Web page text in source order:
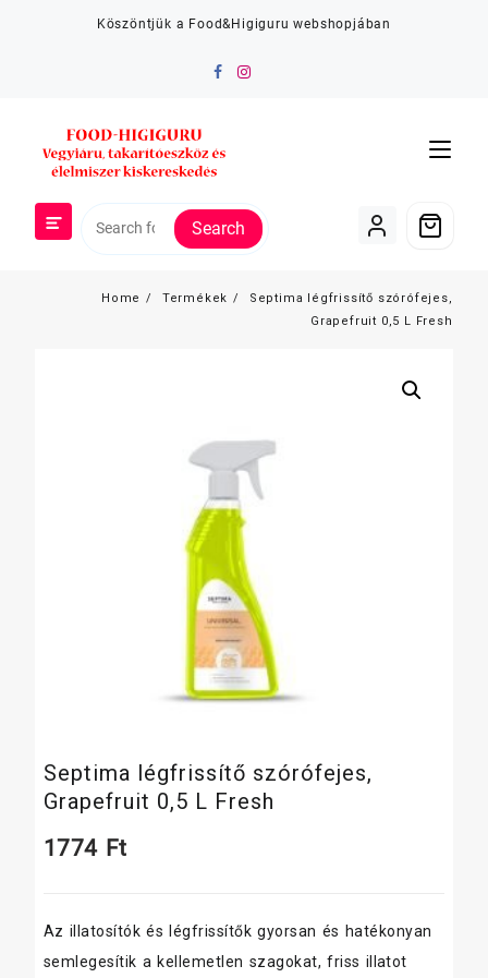
Köszöntjük a Food&Higiguru webshopjában
Search
Home Termékek
Septima légfrissítő szórófejes,
Grapefruit 0,5 L Fresh
Septima légfrissítő szórófejes,
Grapefruit 0,5 L Fresh
1774 Ft
Az illatosítók és légfrissítők gyorsan és hatékonyan
semlegesítik a kellemetlen szagokat, friss illatot